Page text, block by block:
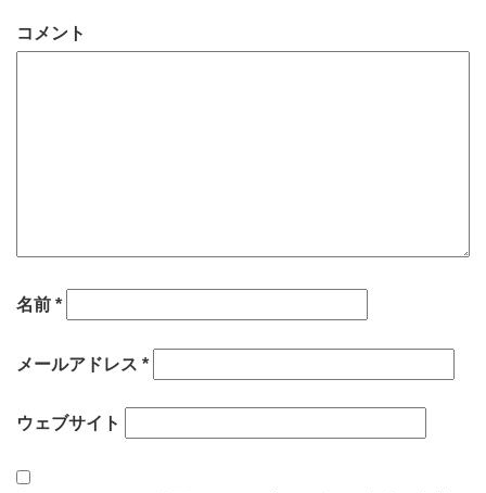
コメント
名前 *
メールアドレス *
ウェブサイト